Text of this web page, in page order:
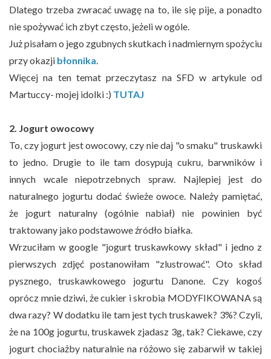
Dlatego trzeba zwracać uwagę na to, ile się pije, a ponadto
nie spożywać ich zbyt często, jeżeli w ogóle.
Już pisałam o jego zgubnych skutkach i nadmiernym spożyciu
przy okazji błonnika.
Więcej na ten temat przeczytasz na SFD w artykule od
Martuccy- mojej idolki :) TUTAJ
2. Jogurt owocowy
To, czy jogurt jest owocowy, czy nie daj "o smaku" truskawki
to jedno. Drugie to ile tam dosypują cukru, barwników i
innych wcale niepotrzebnych spraw. Najlepiej jest do
naturalnego jogurtu dodać świeże owoce. Należy pamiętać,
że jogurt naturalny (ogólnie nabiał) nie powinien być
traktowany jako podstawowe źródło białka.
Wrzuciłam w google "jogurt truskawkowy skład" i jedno z
pierwszych zdjęć postanowiłam "zlustrować". Oto skład
pysznego, truskawkowego jogurtu Danone. Czy kogoś
oprócz mnie dziwi, że cukier i skrobia MODYFIKOWANA są
dwa razy? W dodatku ile tam jest tych truskawek? 3%? Czyli,
że na 100g jogurtu, truskawek zjadasz 3g, tak? Ciekawe, czy
jogurt chociażby naturalnie na różowo się zabarwił w takiej